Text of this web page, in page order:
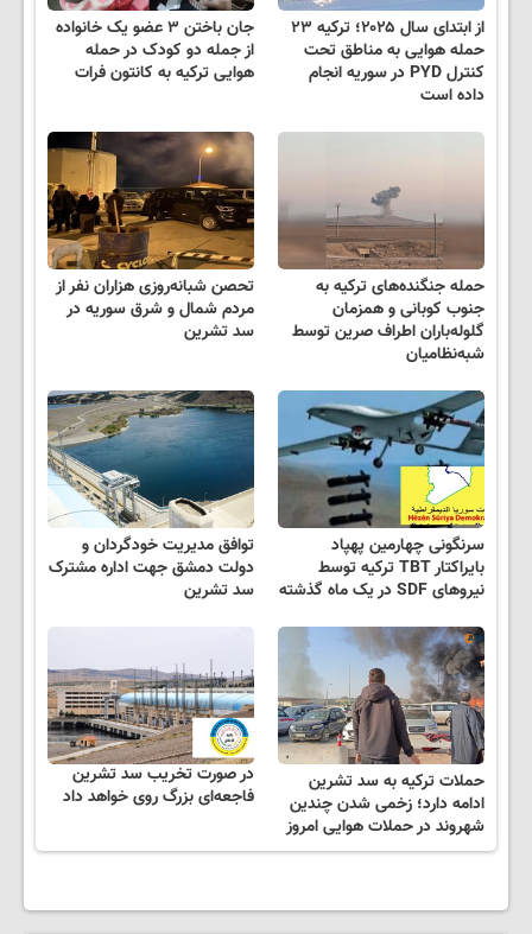
از ابتدای سال ۲۰۲۵؛ ترکیه ۲۳
حمله هوایی به مناطق تحت
کنترل PYD در سوریه انجام
داده است
جان باختن ۳ عضو یک‌ خانواده
از جمله دو کودک در حمله
هوایی ترکیه به کانتون فرات
حمله جنگنده‌های ترکیه به
جنوب کوبانی و همزمان
گلوله‌باران اطراف صرین توسط
شبه‌نظامیان
تحصن شبانه‌روزی هزاران نفر از
مردم شمال و شرق سوریه در
سد تشرین
سرنگونی چهارمین پهپاد
بایراکتار TBT ترکیه توسط
نیروهای SDF در یک ماه گذشته
توافق مدیریت خودگردان و
دولت دمشق جهت اداره مشترک
سد تشرین
حملات ترکیه به سد تشرین
ادامه دارد؛ زخمی شدن چندین
شهروند در حملات هوایی امروز
در صورت تخریب سد تشرین
فاجعه‌ای بزرگ روی خواهد داد